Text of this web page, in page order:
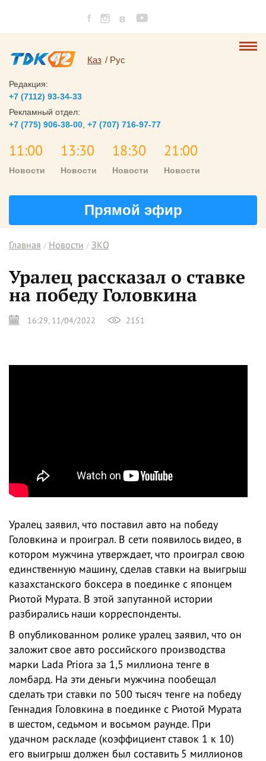
Қаз Рус
Редакция:
+7 (7112) 93-34-33
Рекламный отдел:
+7 (775) 906-38-00 +7 (707) 716-97-77
11:00
Новости
13:30
Новости
18:30
Новости
21:00
Новости
Прямой эфир
Главная Новости ЗКО
Уралец рассказал о ставке
на победу Головкина
16:29, 11/04/2022 2151
Уралец заявил, что поставил авто на победу
Головкина и проиграл. В сети появилось видео, в
котором мужчина утверждает, что проиграл свою
единственную машину, сделав ставки на выигрыш
казахстанского боксера в поединке с японцем
Риотой Мурата. В этой запутанной истории
разбирались наши корреспонденты.
В опубликованном ролике уралец заявил, что он
заложит свое авто российского производства
марки Lada Priora за 1,5 миллиона тенге в
ломбард. На эти деньги мужчина пообещал
сделать три ставки по 500 тысяч тенге на победу
Геннадия Головкина в поединке с Риотой Мурата
в шестом, седьмом и восьмом раунде. При
удачном раскладе (коэффициент ставок 1 к 10)
его выигрыш должен был составить 5 миллионов